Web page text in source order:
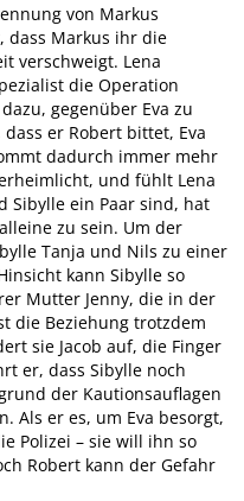
von Markus
dass Markus ihr die
verschweigt. Lena
die Operation
gegenüber Eva zu
er Robert bittet, Eva
dadurch immer mehr
und fühlt Lena
Sibylle ein Paar sind, hat
zu sein. Um der
Tanja und Nils zu einer
kann Sibylle so
Mutter Jenny, die in der
die Beziehung trotzdem
sie Jacob auf, die Finger
er, dass Sibylle noch
der Kautionsauflagen
Als er es, um Eva besorgt,
Polizei – sie will ihn so
Robert kann der Gefahr